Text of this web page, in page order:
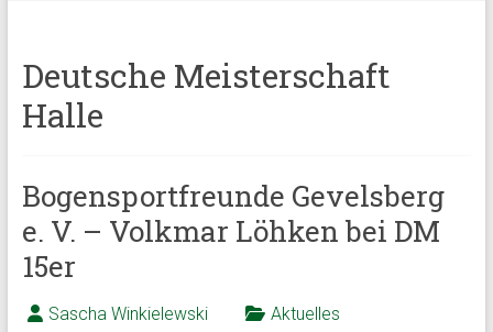
Deutsche Meisterschaft
Halle
Bogensportfreunde Gevelsberg
e. V. – Volkmar Löhken bei DM
15er
Sascha Winkielewski Aktuelles